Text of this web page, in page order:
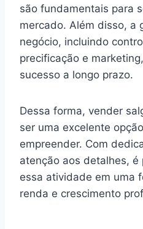
são fundamentais para
mercado. Além disso, a
negócio, incluindo
precificação e
sucesso a longo prazo.
Dessa forma, vender
ser uma excelente
empreender. Com
atenção aos detalhes,
essa atividade em uma
renda e crescimento